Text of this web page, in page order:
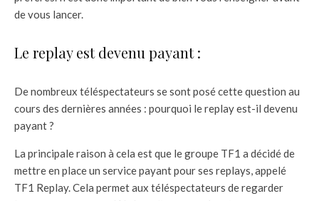
de vous lancer.
Le replay est devenu payant :
De nombreux téléspectateurs se sont posé cette question au
cours des dernières années : pourquoi le replay est-il devenu
payant ?
La principale raison à cela est que le groupe TF1 a décidé de
mettre en place un service payant pour ses replays, appelé
TF1 Replay. Cela permet aux téléspectateurs de regarder